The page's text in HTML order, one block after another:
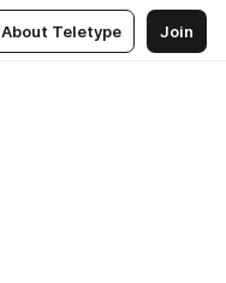
About Teletype Join